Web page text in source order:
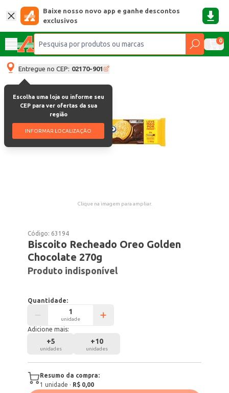
Baixe nosso novo app e ganhe descontos
exclusivos
0
Entregue no CEP: 02170-901
Escolha uma loja ou informe seu
CEP para ver ofertas da sua
região
INFORMAR LOCALIZAÇÃO
Clique na imagem para ampliar.
Código: 63194
Biscoito Recheado Oreo Golden
Chocolate 270g
Produto indisponível
Quantidade:
unidade
Adicione mais:
+5
unidades
+10
unidades
Resumo da compra:
1 unidade · R$ 0,00